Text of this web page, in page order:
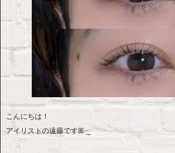
こんにちは！
アイリストの遠藤です︎ꕤ︎︎·͜·